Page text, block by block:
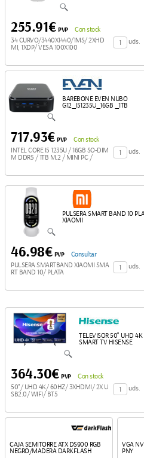
255.91€PVP
Con stock
34 CURVO/3440X1440/1MS/ 2XHD
MI, 1XDP/ VESA 100X100
uds.
BAREBONE EVEN NUBO
G12_I51235U_16GB _1TB
717.93€PVP
Con stock
INTEL CORE I5 1235U / 16GB SO-DIM
M DDR5 / 1TB M.2 / MINI PC /
uds.
PULSERA SMART BAND 10
XIAOMI
46.98€PVP
Consultar
PULSERA SMARTBAND XIAOMI SMA
RT BAND 10/ PLATA
uds.
TELEVISOR 50" UHD
SMART TV HISENSE
364.30€PVP
Con stock
50"/ UHD 4K/ 60HZ/ 3XHDMI/ 2X U
SB2.0/ WIFI/ BT5
uds.
CAJA SEMITORRE ATX DS900 RGB
NEGRO/MADERA DARKFLASH
VGA
PNY